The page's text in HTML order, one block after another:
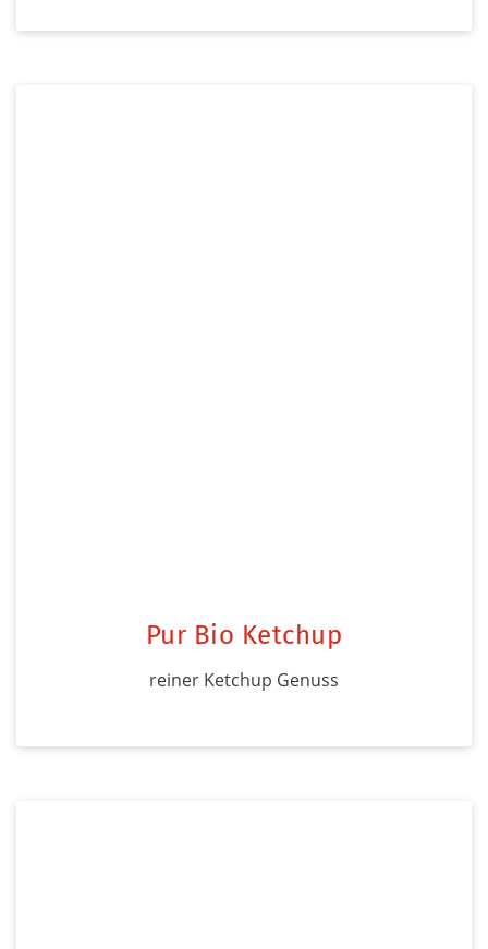
Pur Bio Ketchup
reiner Ketchup Genuss